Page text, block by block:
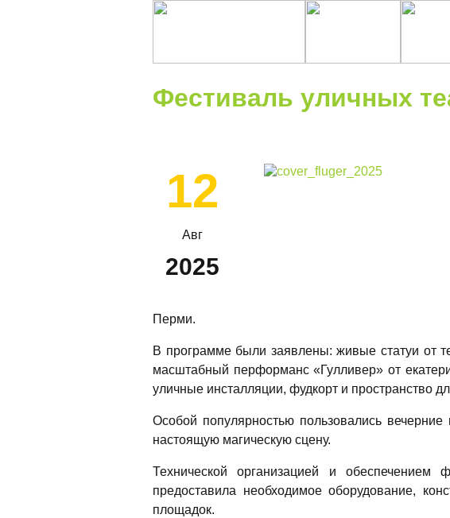
Фестиваль уличных
12
Авг
2025
Перми.
В программе были заявлены: живые статуи от
масштабный перформанс «Гулливер» от
уличные инсталляции, фудкорт и пространство
Особой популярностью пользовались
настоящую магическую сцену.
Технической организацией и
предоставила необходимое оборудование,
площадок.